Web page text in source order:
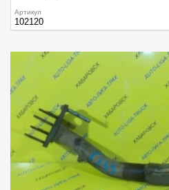
Артикул
102120